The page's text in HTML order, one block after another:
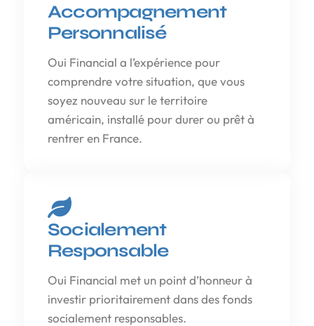
Accompagnement
Personnalisé
Oui Financial a l’expérience pour
comprendre votre situation, que vous
soyez nouveau sur le territoire
américain, installé pour durer ou prêt à
rentrer en France.
Socialement
Responsable
Oui Financial met un point d’honneur à
investir prioritairement dans des fonds
socialement responsables.